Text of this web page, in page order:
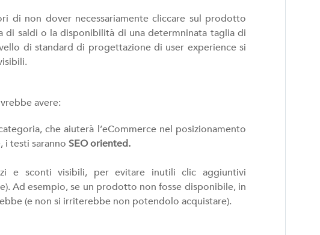
di non dover necessariamente cliccare sul prodotto
di saldi o la disponibilità di una determninata taglia di
di standard di progettazione di user experience si
avere:
che aiuterà l’eCommerce nel posizionamento
i testi saranno SEO oriented.
e sconti visibili, per evitare inutili clic aggiuntivi
Ad esempio, se un prodotto non fosse disponibile, in
(e non si irriterebbe non potendolo acquistare).
Ti Aiutiamo a Controllare
Tempo Reale, Realizzazando
su Misura.
Ci Occupiamo di Social
le tue Campagne ADS
Possiamo Indicizzare e
Ricerca, in Prima Pagina di